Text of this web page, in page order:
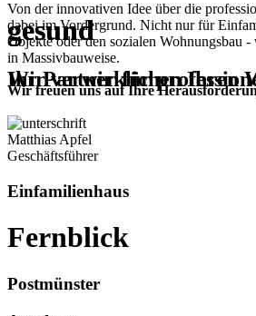
gesund
Wir verwirklichen Ihren
gesund
Ihr Partner für
Von der innovativen Idee über die
dabei im Vordergrund. Nicht nur für
Objekte oder den sozialen Wohnungsbau
in Massivbauweise.
Wir freuen uns auf Ihre
Matthias Apfel
Geschäftsführer
Einfamilienhaus
Fernblick
Postmünster